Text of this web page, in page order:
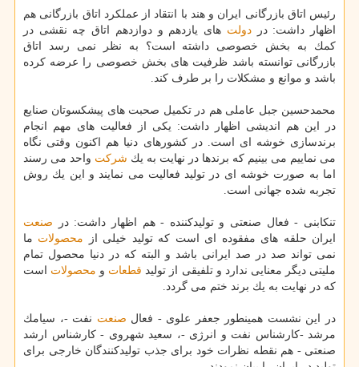
رئیس اتاق بازرگانی ایران و هند با انتقاد از عملكرد اتاق بازرگانی هم
اظهار داشت: دردولت های یازدهم و دوازدهم اتاق چه نقشی در
كمك به بخش خصوصی داشته است؟ به نظر نمی رسد اتاق
بازرگانی توانسته باشد ظرفیت های بخش خصوصی را عرضه كرده
باشد و موانع و مشكلات را بر طرف كند.
محمدحسین جبل عاملی هم در تكمیل صحبت های پیشكسوتان صنایع
در این هم اندیشی اظهار داشت: یكی از فعالیت های مهم انجام
برندسازی خوشه ای است. در كشورهای دنیا هم اكنون وقتی نگاه
می نماییم می بینیم كه برندها در نهایت به یك شركت واحد می رسند
اما به صورت خوشه ای در تولید فعالیت می نمایند و این یك روش
تجربه شده جهانی است.
تنكابنی - فعال صنعتی و تولیدكننده - هم اظهار داشت: در صنعت
ایران حلقه های مفقوده ای است كه تولید خیلی از محصولات ما
نمی تواند صد در صد ایرانی باشد و البته كه در دنیا محصول تمام
ملیتی دیگر معنایی ندارد و تلفیقی از تولید قطعات و محصولات است
كه در نهایت به یك برند ختم می گردد.
در این نشست همینطور جعفر علوی - فعال صنعت نفت -، سیامك
مرشد -كارشناس نفت و انرژی -، سعید شهروی - كارشناس ارشد
صنعتی - هم نقطه نظرات خود برای جذب تولیدكنندگان خارجی برای